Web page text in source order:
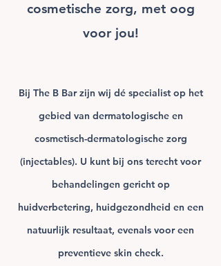
cosmetische zorg, met oog
voor jou!
Bij The B Bar zijn wij dé specialist op het
gebied van dermatologische en
cosmetisch-dermatologischezorg
(injectables). U kunt bij ons terecht voor
behandelingen gericht op
huidverbetering, huidgezondheid en een
natuurlijk resultaat, evenals voor een
preventieve skin check.